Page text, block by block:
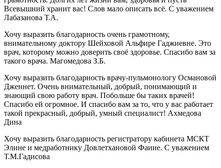
Всевышний хранит вас! Слов мало описать всё. С уважением
Лабазанова Т.А.
Хочу выразить благодарность очень грамотному,
внимательному доктору Шейховой Альфире Гаджиевне. Это
врач, которому можно доверить своё здоровье. Спасибо вам за
такого врача. Магомедова З.Б.
Хочу выразить благодарность врачу-пульмонологу Османовой
Дженнет. Очень внимательный, добрый, понимающий и
знающий свою работу врач. Побольше бы таких врачей!
Спасибо ей огромное. И спасибо вам за то, что у вас работает
такой прекрасный, добрый, умный специалист! Ахмедова
Дина
Хочу выразить благодарность регистратору кабинета МСКТ
Элине и медработнику Довлетхановой Фаине. С уважением
Т.М.Гадисова